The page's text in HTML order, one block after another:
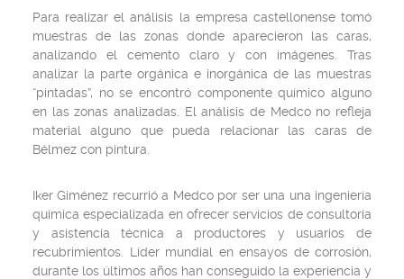
Para realizar el análisis la empresa castellonense tomó
muestras de las zonas donde aparecieron las caras,
analizando el cemento claro y con imágenes. Tras
analizar la parte orgánica e inorgánica de las muestras
“pintadas”, no se encontró componente químico alguno
en las zonas analizadas. El análisis de Medco no refleja
material alguno que pueda relacionar las caras de
Bélmez con pintura.
Iker Giménez recurrió a Medco por ser una una ingeniería
química especializada en ofrecer servicios de consultoría
y asistencia técnica a productores y usuarios de
recubrimientos. Líder mundial en ensayos de corrosión,
durante los últimos años han conseguido la experiencia y